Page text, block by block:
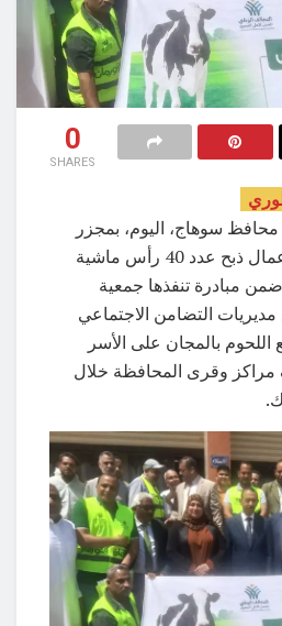
0
SHARES
سوهاج، اليوم، بمجزر
سوهاج العمومي، بدء أعمال ذبح عدد 40 رأس ماشية
مبادرة تنفذها جمعية
مديريات التضامن الاجتماعي
بالمجان على الأسر
مراكز وقرى المحافظة خلال